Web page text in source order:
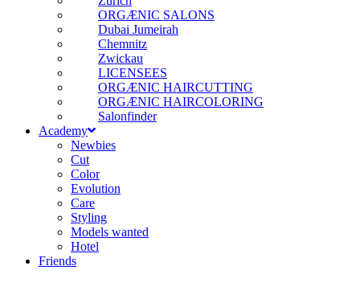
ORGÆNIC SALONS
Dubai Jumeirah
Chemnitz
Zwickau
LICENSEES
ORGÆNIC HAIRCUTTING
ORGÆNIC HAIRCOLORING
Salonfinder
Academy
Newbies
Cut
Color
Evolution
Care
Styling
Models wanted
Hotel
Friends